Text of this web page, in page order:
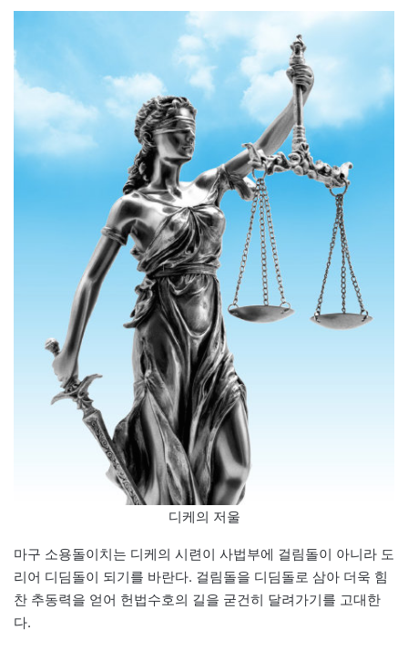
디케의 저울
마구 소용돌이치는 디케의 시련이 사법부에 걸림돌이 아니라 도
리어 디딤돌이 되기를 바란다. 걸림돌을 디딤돌로 삼아 더욱 힘
찬 추동력을 얻어 헌법수호의 길을 굳건히 달려가기를 고대한
다.